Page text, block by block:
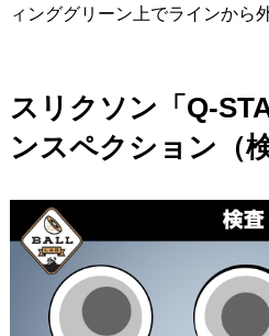
ィンググリーン上でラインから
スリクソン「Q-
ンスペクション（検